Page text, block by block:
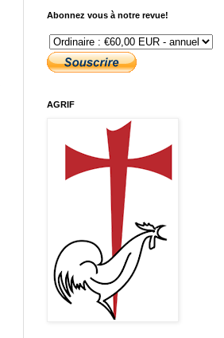
Abonnez vous à notre revue!
AGRIF